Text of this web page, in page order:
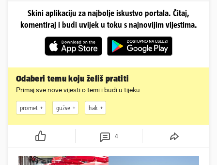
Skini aplikaciju za najbolje iskustvo portala. Čitaj,
komentiraj i budi uvijek u toku s najnovijim vijestima.
Odaberi temu koju želiš pratiti
Primaj sve nove vijesti o temi i budi u tijeku
promet gužve hak
4